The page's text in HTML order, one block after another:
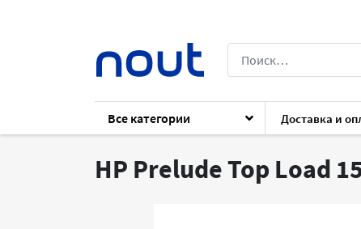
Все категории Доставка и
Каталог Комплектующие Для
HP Prelude Top Load